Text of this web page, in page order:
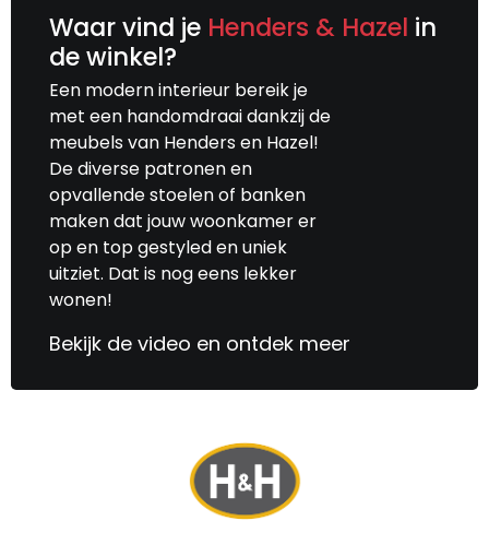
bezorgkosten te rekenen viel echt verkeerd.
Als hij niet snel het bedrag had geschrapt
waren we snel zonder aankoop vertrokken.
We hebben er nog wel een beetje een nare
smaak van in de mond ......
Waar vind je Henders & Hazel in
de winkel?
Een modern interieur bereik je
met een handomdraai dankzij de
meubels van Henders en Hazel!
De diverse patronen en
opvallende stoelen of banken
maken dat jouw woonkamer er
op en top gestyled en uniek
uitziet. Dat is nog eens lekker
wonen!
Bekijk de video en ontdek meer